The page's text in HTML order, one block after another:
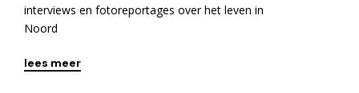
interviews en fotoreportages over het leven in
Noord
lees meer